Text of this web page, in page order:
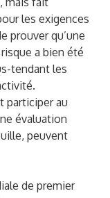
les exigences
prouver qu’une
a bien été
tendant les
participer au
évaluation
peuvent
de premier